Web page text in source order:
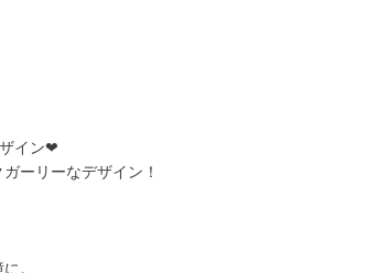
イン❤
ーリーなデザイン！
。